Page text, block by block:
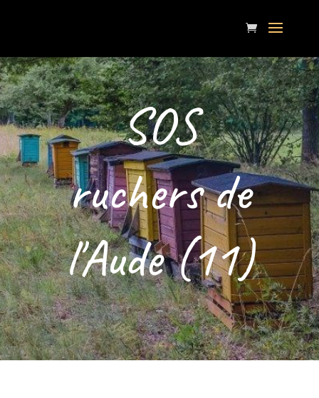
SOS
ruchers de
l'Aude (11)
–